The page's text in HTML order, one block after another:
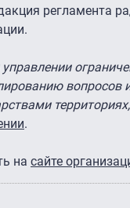
регламента
управлении
вопросов
.
на сайте